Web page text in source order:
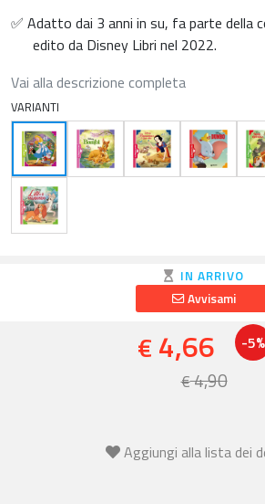
✅ Adatto dai 3 anni in su, fa parte della
edito da Disney Libri nel 2022.
Vai alla descrizione completa
VARIANTI
IN ARRIVO
Avvisami
€ 4,66 -5%
€4,90
Aggiungi alla lista dei